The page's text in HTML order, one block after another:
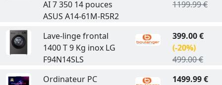
AI 7 350 14 pouces
ASUS A14-61M-R5R2
1199.99 €
Lave-linge frontal
1400 T 9 Kg inox LG
F94N14SLS
399.00 €
(-20%)
499.00 €
Ordinateur PC
1499.99 €